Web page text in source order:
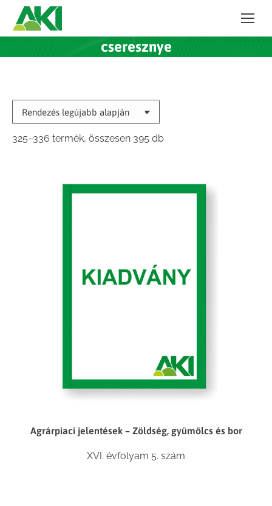
cseresznye
325–336 termék, összesen 395 dbSorted
Agrárpiaci jelentések – Zöldség, gyümölcs és bor
XVI. évfolyam 5. szám